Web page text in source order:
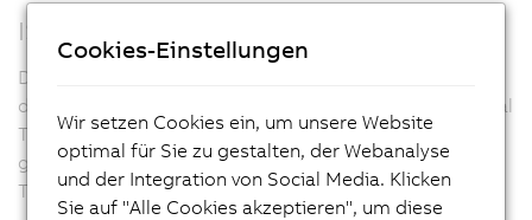
ISOBUS vollständig integriert
Der ISOBUS-Stack von B&R deckt alle relevanten Teile
des ISOBUS-Standards ab. Dazu gehören etwa Universal
Terminal, Auxiliary Control, Task-Controller (basic und
geo-based), Task-Controller Section Control und Basic
Tractor ECU
Cookies-Einstellungen
Wir setzen Cookies ein, um unsere Website
optimal für Sie zu gestalten, der Webanalyse
und der Integration von Social Media. Klicken
Sie auf "Alle Cookies akzeptieren", um diese